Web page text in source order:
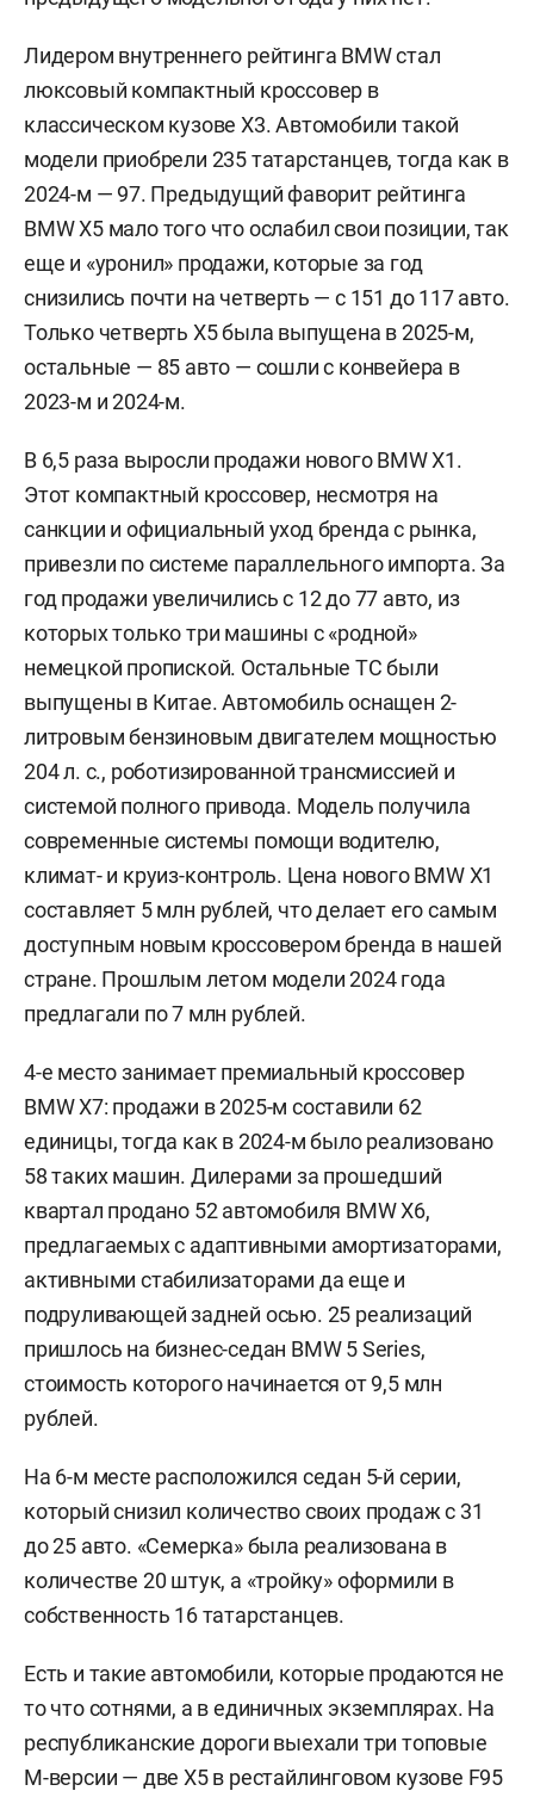
Лидером внутреннего рейтинга BMW стал
люксовый компактный кроссовер в
классическом кузове Х3. Автомобили такой
модели приобрели 235 татарстанцев, тогда как в
2024-м — 97. Предыдущий фаворит рейтинга
BMW X5 мало того что ослабил свои позиции, так
еще и «уронил» продажи, которые за год
снизились почти на четверть — с 151 до 117 авто.
Только четверть X5 была выпущена в 2025-м,
остальные — 85 авто — сошли с конвейера в
2023-м и 2024-м.
В 6,5 раза выросли продажи нового BMW X1.
Этот компактный кроссовер, несмотря на
санкции и официальный уход бренда с рынка,
привезли по системе параллельного импорта. За
год продажи увеличились с 12 до 77 авто, из
которых только три машины с «родной»
немецкой пропиской. Остальные ТС были
выпущены в Китае. Автомобиль оснащен 2-
литровым бензиновым двигателем мощностью
204 л. с., роботизированной трансмиссией и
системой полного привода. Модель получила
современные системы помощи водителю,
климат- и круиз-контроль. Цена нового BMW X1
составляет 5 млн рублей, что делает его самым
доступным новым кроссовером бренда в нашей
стране. Прошлым летом модели 2024 года
предлагали по 7 млн рублей.
4-е место занимает премиальный кроссовер
BMW X7: продажи в 2025-м составили 62
единицы, тогда как в 2024-м было реализовано
58 таких машин. Дилерами за прошедший
квартал продано 52 автомобиля BMW X6,
предлагаемых с адаптивными амортизаторами,
активными стабилизаторами да еще и
подруливающей задней осью. 25 реализаций
пришлось на бизнес-седан BMW 5 Series,
стоимость которого начинается от 9,5 млн
рублей.
На 6-м месте расположился седан 5-й серии,
который снизил количество своих продаж с 31
до 25 авто. «Семерка» была реализована в
количестве 20 штук, а «тройку» оформили в
собственность 16 татарстанцев.
Есть и такие автомобили, которые продаются не
то что сотнями, а в единичных экземплярах. На
республиканские дороги выехали три топовые
M-версии — две X5 в рестайлинговом кузове F95